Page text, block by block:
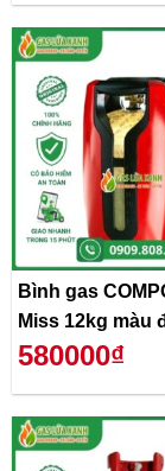
Bình gas
Miss 12kg màu
580000₫